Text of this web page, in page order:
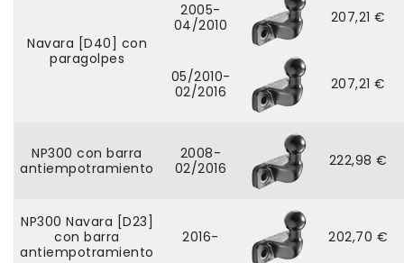
Navara [D40] con
paragolpes
2005-
04/2010
05/2010-
02/2016
207,21 €
207,21 €
NP300 con barra
antiempotramiento
2008-
02/2016
222,98 €
NP300 Navara [D23]
con barra
antiempotramiento
2016- 202,70 €